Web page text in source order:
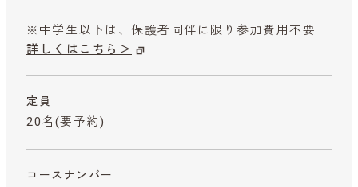
※中学生以下は、保護者同伴に限り参加費用不要
詳しくはこちら＞
定員
20名(要予約)
コースナンバー